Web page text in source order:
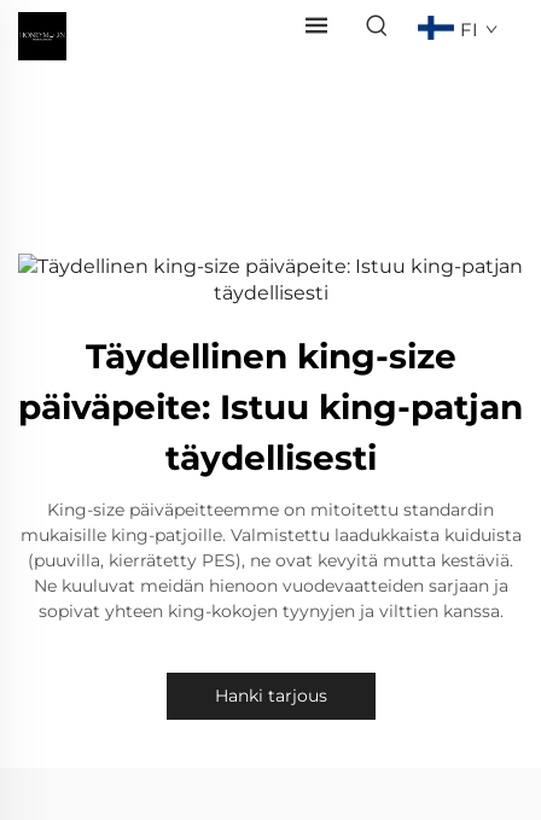
FI
Täydellinen king-size
päiväpeite: Istuu king-patjan
täydellisesti
King-size päiväpeitteemme on mitoitettu standardin
mukaisille king-patjoille. Valmistettu laadukkaista kuiduista
(puuvilla, kierrätetty PES), ne ovat kevyitä mutta kestäviä.
Ne kuuluvat meidän hienoon vuodevaatteiden sarjaan ja
sopivat yhteen king-kokojen tyynyjen ja vilttien kanssa.
Hanki tarjous